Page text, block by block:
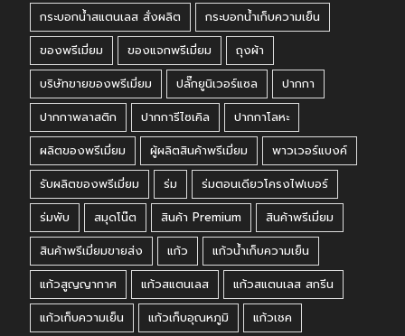
กระบอกน้ำสแตนเลส สั่งผลิต
กระบอกน้ำเก็บความเย็น
ของพรีเมี่ยม
ของแจกพรีเมี่ยม
ถุงผ้า
บริษัทขายของพรีเมี่ยม
ปลั๊กยูนิเวอร์แซล
ปากกา
ปากกาพลาสติก
ปากการีไซเคิล
ปากกาโลหะ
ผลิตของพรีเมี่ยม
ผู้ผลิตสินค้าพรีเมี่ยม
พาวเวอร์แบงค์
รับผลิตของพรีเมี่ยม
ร่ม
ร่มตอนเดียวโครงไฟเบอร์
ร่มพับ
สมุดโน๊ต สินค้า Premium
สินค้าพรีเมี่ยม
สินค้าพรีเมี่ยมขายส่ง
แก้ว
แก้วน้ำเก็บความเย็น
แก้วสูญญากาศ
แก้วสแตนเลส
แก้วสแตนเลส สกรีน
แก้วเก็บความเย็น
แก้วเก็บอุณหภูมิ
แก้วเชค